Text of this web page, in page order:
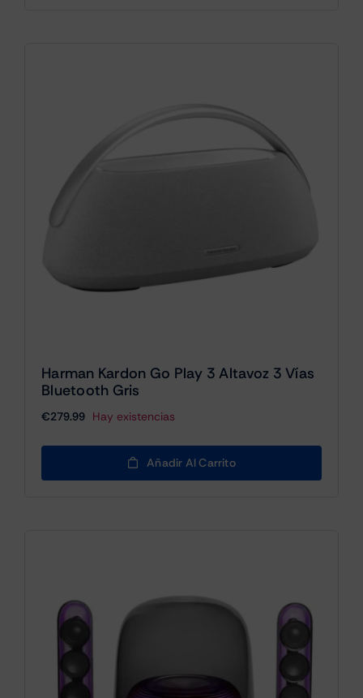
Harman Kardon Go Play 3 Altavoz 3 Vías
Bluetooth Gris
€279.99 Hay existencias
Añadir Al Carrito